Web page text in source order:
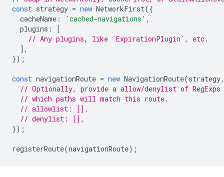
const strategy = new NetworkFirst({
cacheName : 'cached-navigations' ,
plugins :
[
// Any plugins, like `ExpirationPlugin`, etc.
],
});
const navigationRoute = new NavigationRoute(strategy,
// Optionally, provide a allow/denylist of RegExps
// which paths will match this route.
// allowlist: [],
// denylist: [],
});
registerRoute(navigationRoute);